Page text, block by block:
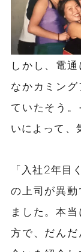
しかし、電
なかカミン
ていたそう
いによって、
「入社2年目
の上司が異
ました。本
方で、だんだ